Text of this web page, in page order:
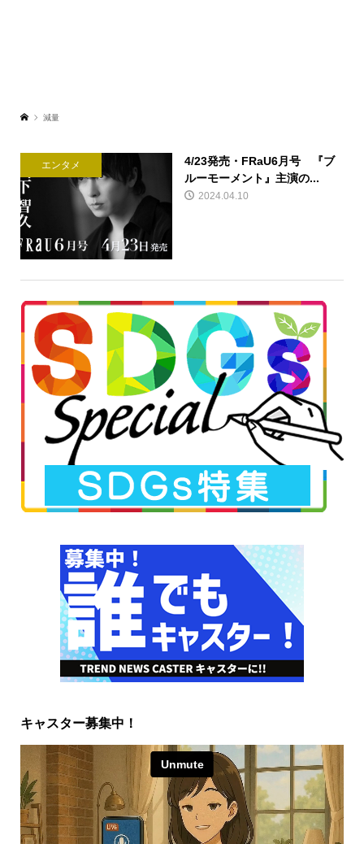
減量
エンタメ
4/23発売・FRaU6月号 『ブ
ルーモーメント』主演の...
2024.04.10
キャスター募集中！